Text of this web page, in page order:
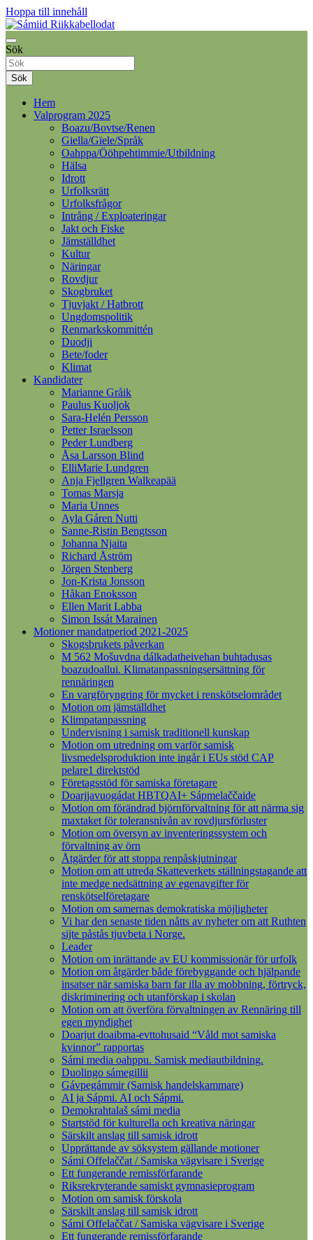
Hoppa till innehåll
Sámiid Riikkabellodat
Samelandspartiet
Sök
Sök
Hem
Valprogram 2025
Boazu/Bovtse/Renen
Giella/Gïele/Språk
Oahppa/Ööhpehtimmie/Utbildning
Hälsa
Idrott
Urfolksrätt
Urfolksfrågor
Intrång / Exploateringar
Jakt och Fiske
Jämställdhet
Kultur
Näringar
Rovdjur
Skogbruket
Tjuvjakt / Hatbrott
Ungdomspolitik
Renmarkskommittén
Duodji
Bete/foder
Klimat
Kandidater
Marianne Gråik
Paulus Kuoljok
Sara-Helén Persson
Petter Israelsson
Peder Lundberg
Åsa Larsson Blind
ElliMarie Lundgren
Anja Fjellgren Walkeapää
Tomas Marsja
Maria Unnes
Ayla Gáren Nutti
Sanne-Ristin Bengtsson
Johanna Njaita
Richard Åström
Jörgen Stenberg
Jon-Krista Jonsson
Håkan Enoksson
Ellen Marit Labba
Simon Issát Marainen
Motioner mandatperiod 2021-2025
Skogsbrukets påverkan
M 562 Mošuvdna dálkadatheivehan buhtadusas
boazudoallui. Klimatanpassningsersättning för
rennäringen
En vargföryngring för mycket i renskötselområdet
Motion om jämställdhet
Klimpatanpassning
Undervisning i samisk traditionell kunskap
Motion om utredning om varför samisk
livsmedelsproduktion inte ingår i EUs stöd CAP
pelare1 direktstöd
Företagsstöd för samiska företagare
Doarjjavuogádat HBTQAI+ Sápmelaččaide
Motion om förändrad björnförvaltning för att närma sig
maxtaket för toleransnivån av rovdjursförluster
Motion om översyn av inventeringssystem och
förvaltning av örn
Åtgärder för att stoppa renpåskjutningar
Motion om att utreda Skatteverkets ställningstagande att
inte medge nedsättning av egenavgifter för
renskötselföretagare
Motion om samernas demokratiska möjligheter
Vi har den senaste tiden nåtts av nyheter om att Ruthten
sijte påstås tjuvbeta i Norge.
Leader
Motion om inrättande av EU kommissionär för urfolk
Motion om åtgärder både förebyggande och hjälpande
insatser när samiska barn far illa av mobbning, förtryck,
diskriminering och utanförskap i skolan
Motion om att överföra förvaltningen av Rennäring till
egen myndighet
Doarjut doaibma-evttohusaid “Våld mot samiska
kvinnor” rapportas
Sámi media oahppu. Samisk mediautbildning.
Duolingo sámegillii
Gávpegámmir (Samisk handelskammare)
AI ja Sápmi. AI och Sápmi.
Demokrahtalaš sámi media
Startstöd för kulturella och kreativa näringar
Särskilt anslag till samisk idrott
Upprättande av söksystem gällande motioner
Sámi Offelaččat / Samiska vägvisare i Sverige
Ett fungerande remissförfarande
Riksrekryterande samiskt gymnasieprogram
Motion om samisk förskola
Särskilt anslag till samisk idrott
Sámi Offelaččat / Samiska vägvisare i Sverige
Ett fungerande remissförfarande